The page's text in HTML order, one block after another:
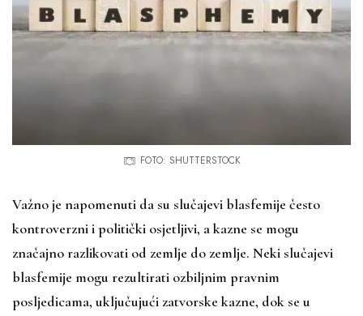
FOTO: SHUTTERSTOCK
Važno je napomenuti da su slučajevi blasfemije često
kontroverzni i politički osjetljivi, a kazne se mogu
značajno razlikovati od zemlje do zemlje. Neki slučajevi
blasfemije mogu rezultirati ozbiljnim pravnim
posljedicama, uključujući zatvorske kazne, dok se u